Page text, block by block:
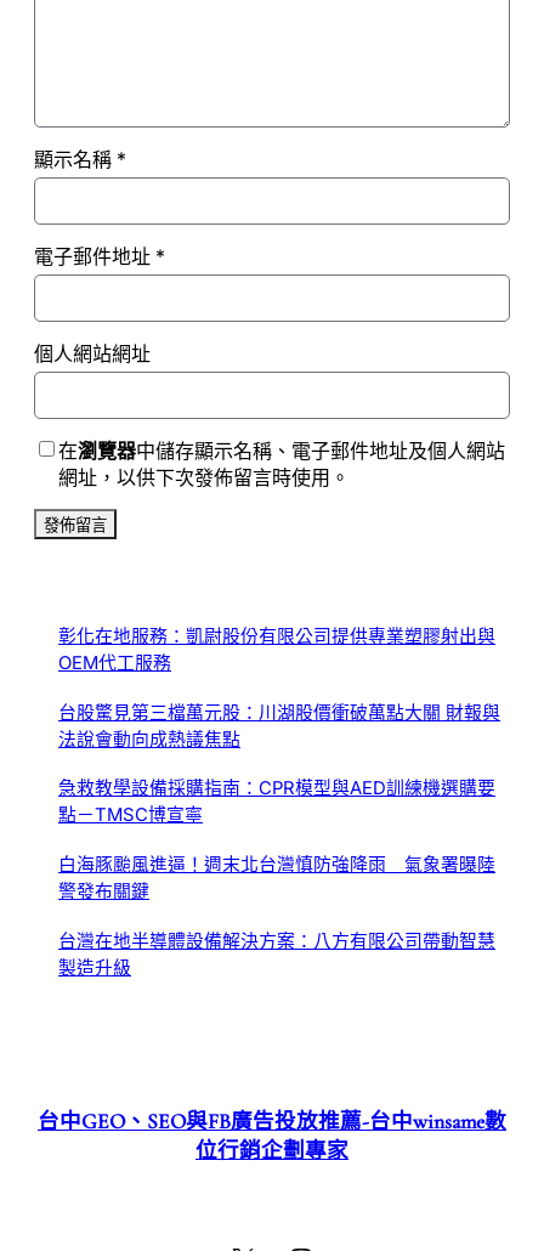
顯示名稱 *
電子郵件地址 *
個人網站網址
在瀏覽器中儲存顯示名稱、電子郵件地址及個人網站
網址，以供下次發佈留言時使用。
彰化在地服務：凱尉股份有限公司提供專業塑膠射出與
OEM代工服務
台股驚見第三檔萬元股：川湖股價衝破萬點大關 財報與
法說會動向成熱議焦點
急救教學設備採購指南：CPR模型與AED訓練機選購要
點－TMSC博宣寧
白海豚颱風進逼！週末北台灣慎防強降雨 氣象署曝陸
警發布關鍵
台灣在地半導體設備解決方案：八方有限公司帶動智慧
製造升級
台中GEO、SEO與FB廣告投放推薦-台中winsame數
位行銷企劃專家